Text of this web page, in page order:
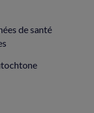
de santé